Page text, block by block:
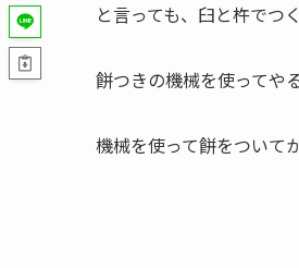
と言っても、臼と杵でつ
餅つきの機械を使ってや
機械を使って餅をついて